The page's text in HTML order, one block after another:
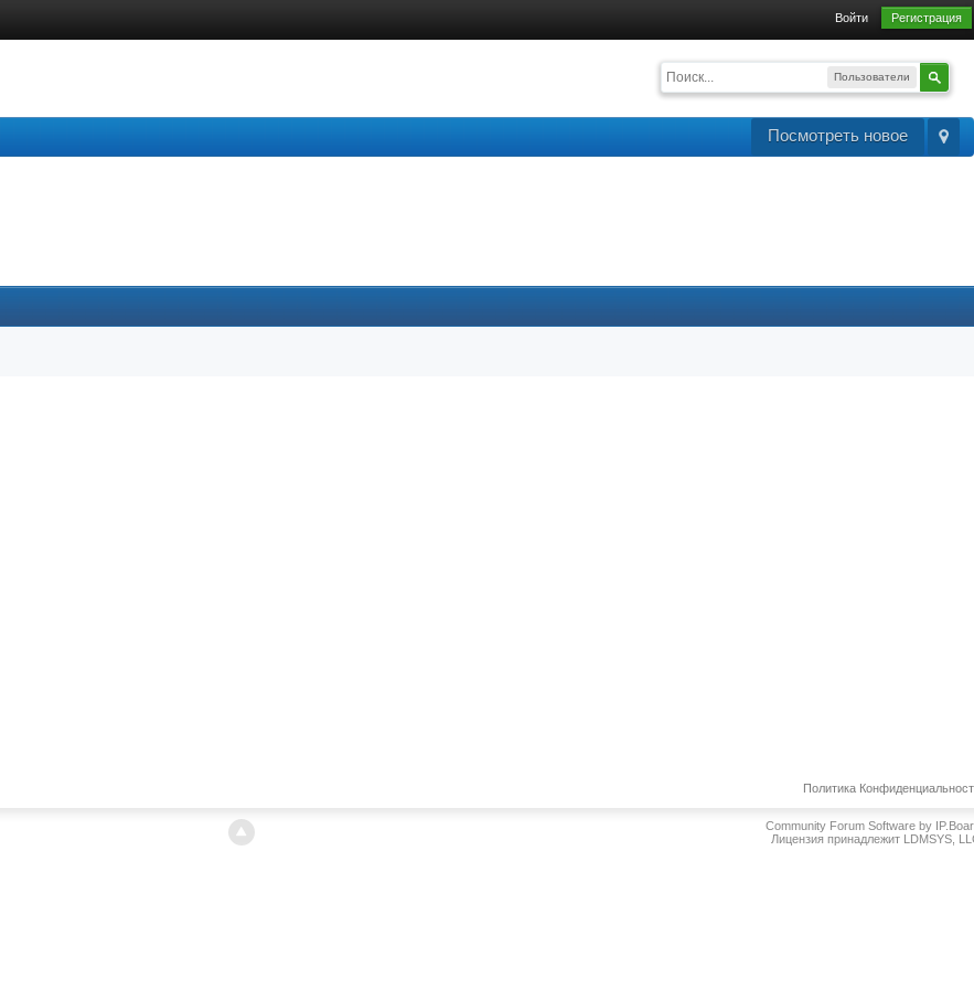
Войти Регистрация
Пользователи
Посмотреть новое
Политика
Community Forum Software by
Лицензия принадлежит LDMSYS,